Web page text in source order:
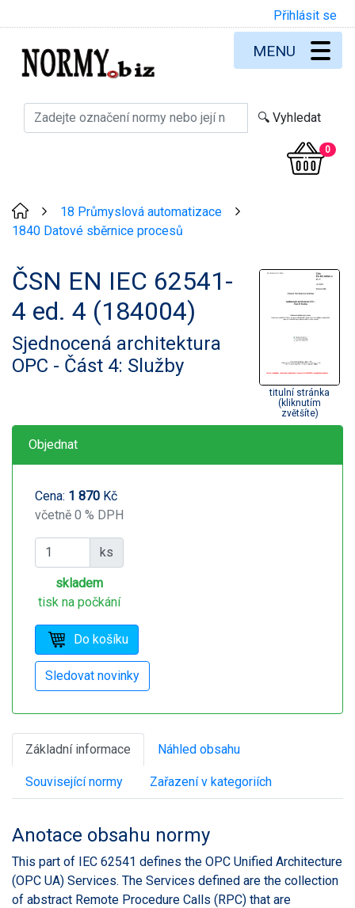
Přihlásit se
0
MENU
18 Průmyslová automatizace
1840 Datové sběrnice procesů
ČSN EN IEC 62541-
4 ed. 4 (184004)
Sjednocená architektura
OPC - Část 4: Služby
titulní stránka
(kliknutím
zvětšíte)
Objednat
Cena: 1 870 Kč
včetně 0 % DPH
ks
skladem
tisk na počkání
Základní informace Náhled obsahu
Související normy Zařazení v kategoriích
Anotace obsahu normy
This part of IEC 62541 defines the OPC Unified Architecture
(OPC UA) Services. The Services defined are the collection
of abstract Remote Procedure Calls (RPC) that are